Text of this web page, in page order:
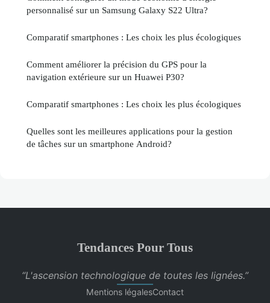
personnalisé sur un Samsung Galaxy S22 Ultra?
Comparatif smartphones : Les choix les plus écologiques
Comment améliorer la précision du GPS pour la
navigation extérieure sur un Huawei P30?
Comparatif smartphones : Les choix les plus écologiques
Quelles sont les meilleures applications pour la gestion
de tâches sur un smartphone Android?
Tendances Pour Tous
“L'ascension technologique de toutes les lignées.”
Mentions légalesContact